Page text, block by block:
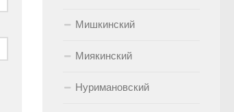
Мишкинский
Миякинский
Нуримановский